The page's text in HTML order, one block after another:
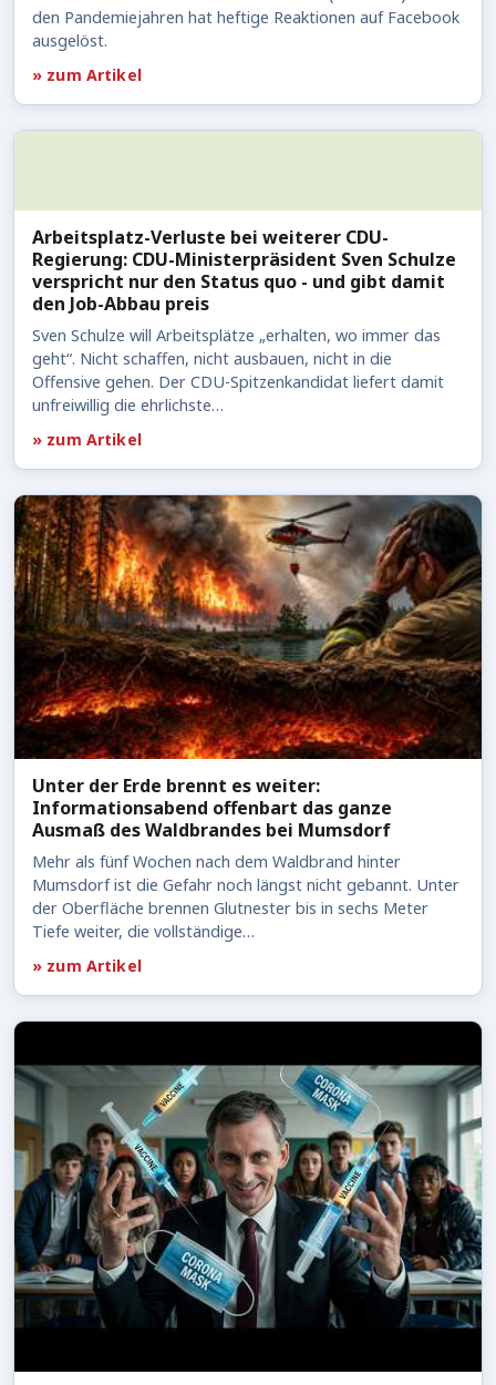
den Pandemiejahren hat heftige Reaktionen auf Facebook
ausgelöst.
» zum Artikel
Arbeitsplatz-Verluste bei weiterer CDU-
Regierung: CDU-Ministerpräsident Sven Schulze
verspricht nur den Status quo - und gibt damit
den Job-Abbau preis
Sven Schulze will Arbeitsplätze „erhalten, wo immer das
geht“. Nicht schaffen, nicht ausbauen, nicht in die
Offensive gehen. Der CDU-Spitzenkandidat liefert damit
unfreiwillig die ehrlichste…
» zum Artikel
Unter der Erde brennt es weiter:
Informationsabend offenbart das ganze
Ausmaß des Waldbrandes bei Mumsdorf
Mehr als fünf Wochen nach dem Waldbrand hinter
Mumsdorf ist die Gefahr noch längst nicht gebannt. Unter
der Oberfläche brennen Glutnester bis in sechs Meter
Tiefe weiter, die vollständige…
» zum Artikel